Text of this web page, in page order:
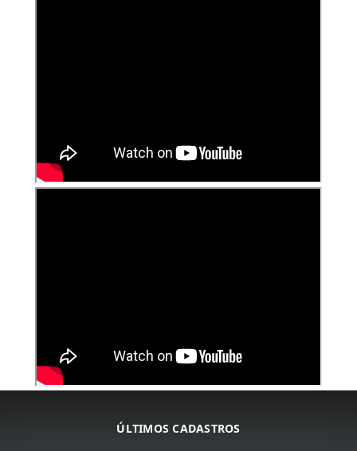
ÚLTIMOS CADASTROS
ARNALDO JOSé DA COSTA
JOSé DE RIBAMAR BORGES